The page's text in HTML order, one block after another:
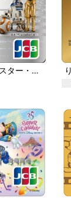
ANA JCBカードZERO（スター・ウォーズデザイン）